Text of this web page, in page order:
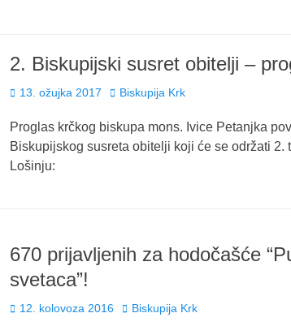
2. Biskupijski susret obitelji –
Posted
13. ožujka 2017 Author
Biskupija Krk
Proglas krčkog biskupa mons. Ivice Petanjka
Biskupijskog susreta obitelji koji će se održati 2.
Lošinju:
670 prijavljenih za hodočašće
svetaca”!
Posted
12. kolovoza 2016 Author
Biskupija Krk